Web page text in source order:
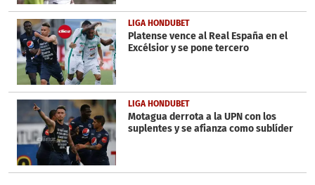
LIGA HONDUBET
Platense vence al Real España en el
Excélsior y se pone tercero
LIGA HONDUBET
Motagua derrota a la UPN con los
suplentes y se afianza como sublíder